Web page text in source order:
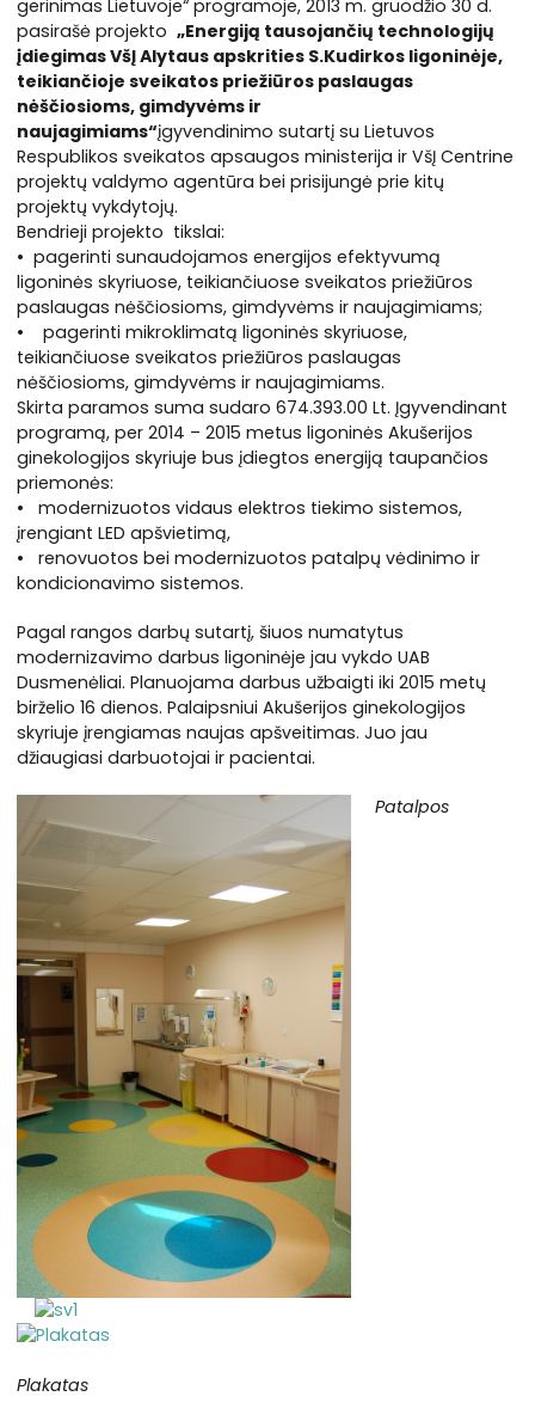
gerinimas Lietuvoje“ programoje, 2013 m. gruodžio 30 d.
pasirašė projekto„Energiją tausojančių technologijų
įdiegimas VšĮ Alytaus apskrities S.Kudirkos ligoninėje,
teikiančioje sveikatos priežiūros paslaugas
nėščiosioms, gimdyvėms ir
naujagimiams“įgyvendinimo sutartį su Lietuvos
Respublikos sveikatos apsaugos ministerija ir VšĮ Centrine
projektų valdymo agentūra bei prisijungė prie kitų
projektų vykdytojų.
Bendrieji projekto tikslai:
• pagerinti sunaudojamos energijos efektyvumą
ligoninės skyriuose, teikiančiuose sveikatos priežiūros
paslaugas nėščiosioms, gimdyvėms ir naujagimiams;
• pagerinti mikroklimatą ligoninės skyriuose,
teikiančiuose sveikatos priežiūros paslaugas
nėščiosioms, gimdyvėms ir naujagimiams.
Skirta paramos suma sudaro 674.393.00 Lt. Įgyvendinant
programą, per 2014 – 2015 metus ligoninės Akušerijos
ginekologijos skyriuje bus įdiegtos energiją taupančios
priemonės:
• modernizuotos vidaus elektros tiekimo sistemos,
įrengiant LED apšvietimą,
• renovuotos bei modernizuotos patalpų vėdinimo ir
kondicionavimo sistemos.
Pagal rangos darbų sutartį, šiuos numatytus
modernizavimo darbus ligoninėje jau vykdo UAB
Dusmenėliai. Planuojama darbus užbaigti iki 2015 metų
birželio 16 dienos. Palaipsniui Akušerijos ginekologijos
skyriuje įrengiamas naujas apšveitimas. Juo jau
džiaugiasi darbuotojai ir pacientai.
Patalpos
Plakatas